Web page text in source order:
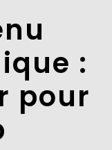
:
pour